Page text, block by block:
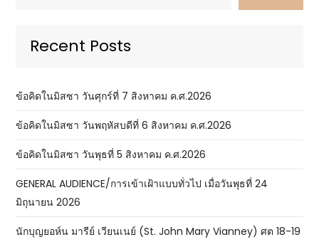
Recent Posts
ข้อคิดในมิสซา วันศุกร์ที่ 7 สิงหาคม ค.ศ.2026
ข้อคิดในมิสซา วันพฤหัสบดีที่ 6 สิงหาคม ค.ศ.2026
ข้อคิดในมิสซา วันพุธที่ 5 สิงหาคม ค.ศ.2026
GENERAL AUDIENCE/การเข้าเฝ้าแบบทั่วไป เมื่อวันพุธที่ 24
มิถุนายน 2026
นักบุญยอห์น มารีย์ เวียนเนย์ (St. John Mary Vianney) ศต 18-19